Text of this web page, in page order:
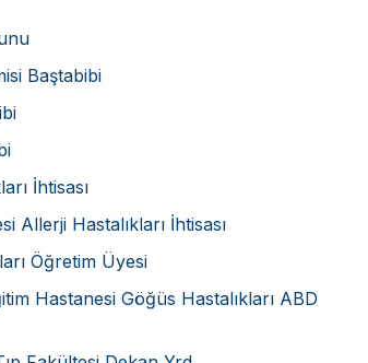
Baştabibi
İhtisası
Allerji Hastalıkları İhtisası
Öğretim Üyesi
Hastanesi Göğüs Hastalıkları ABD